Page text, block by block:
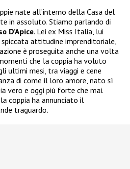
nate all’interno della Casa del
in assoluto. Stiamo parlando di
D’Apice. Lei ex Miss Italia, lui
attitudine imprenditoriale,
è proseguita anche una volta
che la coppia ha voluto
ultimi mesi, tra viaggi e cene
di come il loro amore, nato sì
vero e oggi più forte che mai.
coppia ha annunciato il
traguardo.